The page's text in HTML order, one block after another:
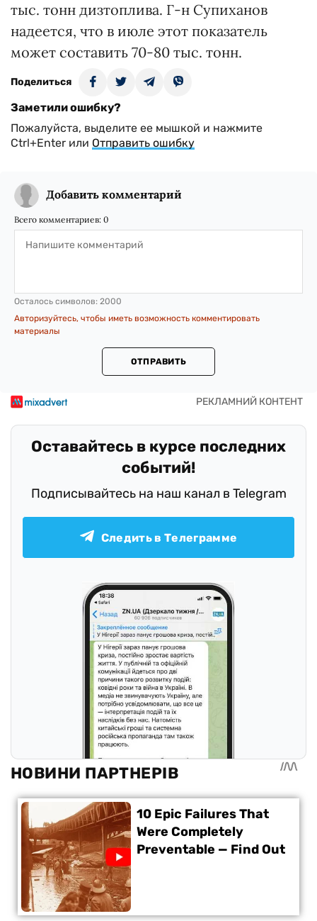
тыс. тонн дизтоплива. Г-н Супиханов
надеется, что в июле этот показатель
может составить 70-80 тыс. тонн.
Поделиться
Заметили ошибку?
Пожалуйста, выделите ее мышкой и нажмите
Ctrl+Enter или Отправить ошибку
Добавить комментарий
Всего комментариев: 0
Осталось символов: 2000
Авторизуйтесь, чтобы иметь возможность комментировать
материалы
ОТПРАВИТЬ
Оставайтесь в курсе последних
событий!
Подписывайтесь на наш канал в Telegram
Следить в Телеграмме